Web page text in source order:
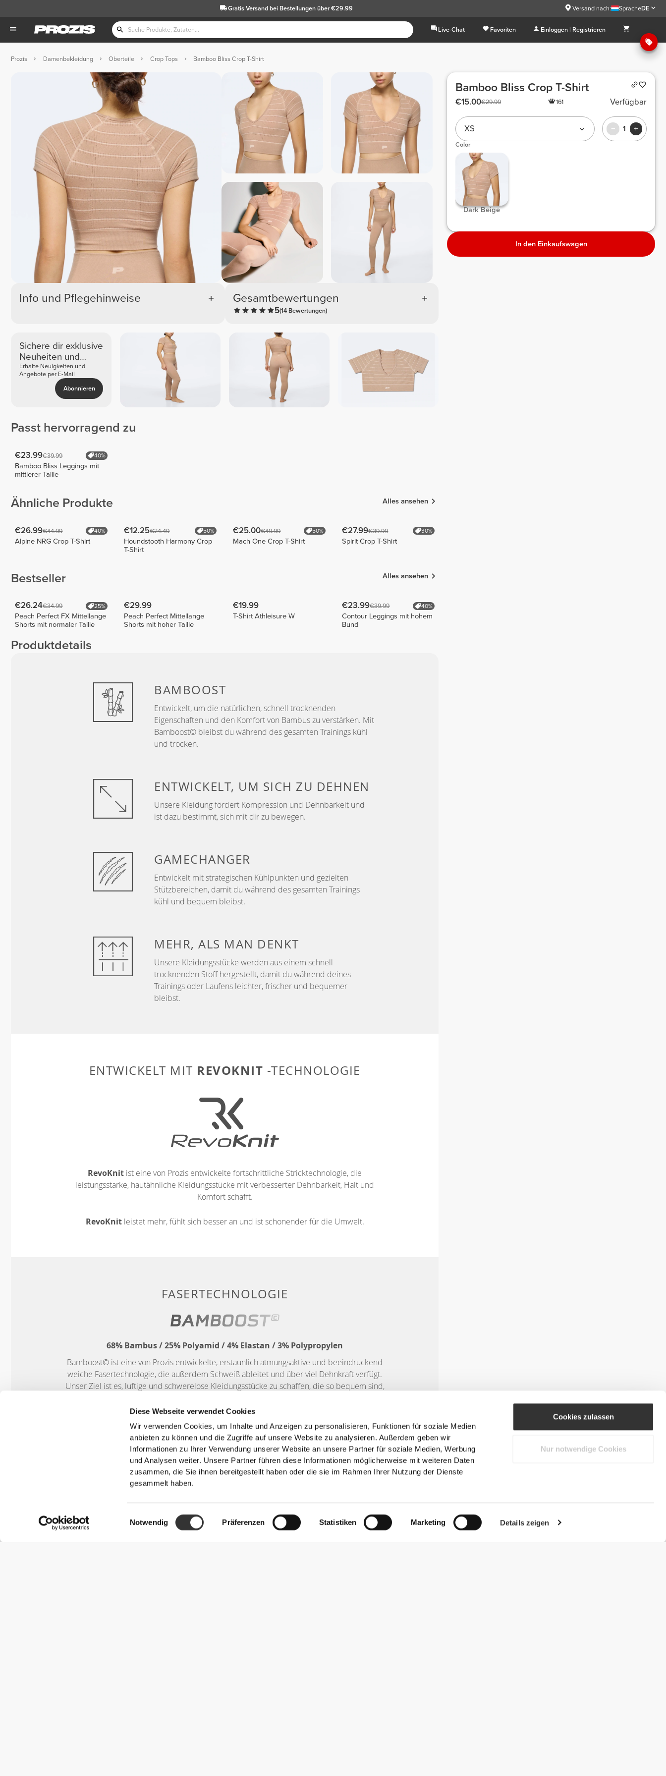
Diese Webseite verwendet Cookies
Wir verwenden Cookies, um Inhalte und Anzeigen zu personalisieren, Funktionen für soziale Medien
anbieten zu können und die Zugriffe auf unsere Website zu analysieren. Außerdem geben wir
Informationen zu Ihrer Verwendung unserer Website an unsere Partner für soziale Medien, Werbung
und Analysen weiter. Unsere Partner führen diese Informationen möglicherweise mit weiteren Daten
zusammen, die Sie ihnen bereitgestellt haben oder die sie im Rahmen Ihrer Nutzung der Dienste
gesammelt haben.
Einwilligungsauswahl
Notwendig Präferenzen Statistiken Marketing Details zeigen
Cookies zulassen
Nur notwendige Cookies
Gratis Versandbei Bestellungen über €29.99 Versand nach: SpracheDE
Live-Chat Favoriten Einloggen | Registrieren
Prozis Damenbekleidung Oberteile Crop Tops Bamboo Bliss Crop T-Shirt
Info und Pflegehinweise Gesamtbewertungen
5(14 Bewertungen)
Sichere dir exklusive
Neuheiten und
Angebote
Erhalte Neuigkeiten und
Angebote per E-Mail
Abonnieren
Passt hervorragend zu
€23.99€39.99 40%
Bamboo Bliss Leggings mit
mittlerer Taille
Ähnliche Produkte Alles ansehen
€26.99€44.99 40%
Alpine NRG Crop T-Shirt
€12.25€24.49 50%
Houndstooth Harmony Crop
T-Shirt
€25.00€49.99 50%
Mach One Crop T-Shirt
€27.99€39.99 30%
Spirit Crop T-Shirt
Bestseller Alles ansehen
€26.24€34.99 25%
Peach Perfect FX Mittellange
Shorts mit normaler Taille
€29.99
Peach Perfect Mittellange
Shorts mit hoher Taille
€19.99
T-Shirt Athleisure W
€23.99€39.99 40%
Contour Leggings mit hohem
Bund
Produktdetails
BAMBOOST
Entwickelt, um die natürlichen, schnell trocknenden
Eigenschaften und den Komfort von Bambus zu verstärken. Mit
Bamboost© bleibst du während des gesamten Trainings kühl
und trocken.
ENTWICKELT, UM SICH ZU DEHNEN
Unsere Kleidung fördert Kompression und Dehnbarkeit und
ist dazu bestimmt, sich mit dir zu bewegen.
GAMECHANGER
Entwickelt mit strategischen Kühlpunkten und gezielten
Stützbereichen, damit du während des gesamten Trainings
kühl und bequem bleibst.
MEHR, ALS MAN DENKT
Unsere Kleidungsstücke werden aus einem schnell
trocknenden Stoff hergestellt, damit du während deines
Trainings oder Laufens leichter, frischer und bequemer
bleibst.
ENTWICKELT MIT REVOKNIT -TECHNOLOGIE
RevoKnit ist eine von Prozis entwickelte fortschrittliche Stricktechnologie, die
leistungsstarke, hautähnliche Kleidungsstücke mit verbesserter Dehnbarkeit, Halt und
Komfort schafft.
RevoKnitleistet mehr, fühlt sich besser an und ist schonender für die Umwelt.
FASERTECHNOLOGIE
68% Bambus / 25% Polyamid / 4% Elastan / 3% Polypropylen
Bamboost© ist eine von Prozis entwickelte, erstaunlich atmungsaktive und beeindruckend
weiche Fasertechnologie, die außerdem Schweiß ableitet und über viel Dehnkraft verfügt.
Unser Ziel ist es, luftige und schwerelose Kleidungsstücke zu schaffen, die so bequem sind,
UNSER ETIKETT IST DEIN KOMFORT.
Bamboo Bliss Crop T-Shirt
€29.99
€15.00 161 Verfügbar
XS 1
Color
Dark Beige
In den Einkaufswagen